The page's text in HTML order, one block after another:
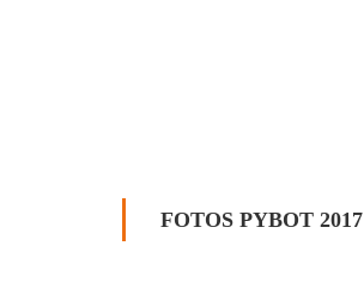
FOTOS PYBOT 2017